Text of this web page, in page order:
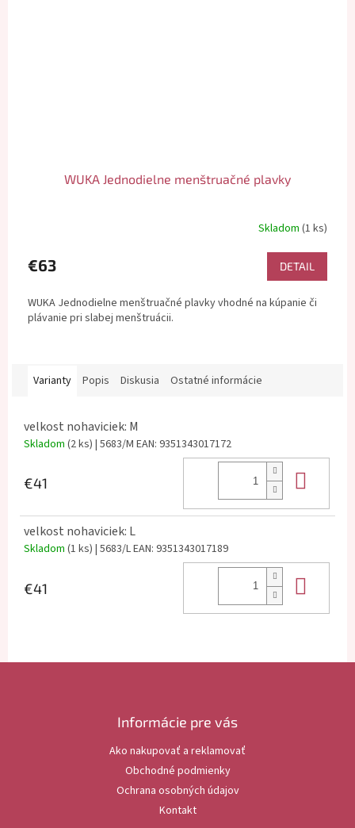
WUKA Jednodielne menštruačné plavky
Skladom (1 ks)
€63 DETAIL
WUKA Jednodielne menštruačné plavky vhodné na kúpanie či
plávanie pri slabej menštruácii.
Varianty Popis Diskusia Ostatné informácie
velkost nohaviciek: M
Skladom (2 ks) | 5683/M EAN: 9351343017172
€41
velkost nohaviciek: L
Skladom (1 ks) | 5683/LEAN: 9351343017189
€41
Informácie pre vás
Ako nakupovať a reklamovať
Obchodné podmienky
Ochrana osobných údajov
Kontakt